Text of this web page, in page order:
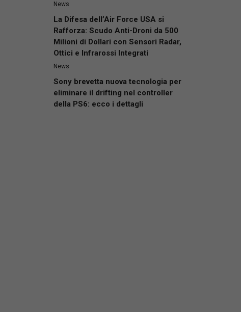
News
La Difesa dell’Air Force USA si
Rafforza: Scudo Anti-Droni da 500
Milioni di Dollari con Sensori Radar,
Ottici e Infrarossi Integrati
News
Sony brevetta nuova tecnologia per
eliminare il drifting nel controller
della PS6: ecco i dettagli